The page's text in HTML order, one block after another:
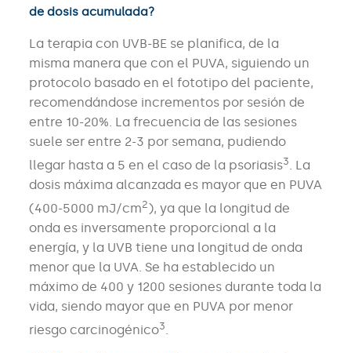
de dosis acumulada?
La terapia con UVB-BE se planifica, de la
misma manera que con el PUVA, siguiendo un
protocolo basado en el fototipo del paciente,
recomendándose incrementos por sesión de
entre 10-20%. La frecuencia de las sesiones
suele ser entre 2-3 por semana, pudiendo
llegar hasta a 5 en el caso de la psoriasis3. La
dosis máxima alcanzada es mayor que en PUVA
(400-5000 mJ/cm2), ya que la longitud de
onda es inversamente proporcional a la
energía, y la UVB tiene una longitud de onda
menor que la UVA. Se ha establecido un
máximo de 400 y 1200 sesiones durante toda la
vida, siendo mayor que en PUVA por menor
riesgo carcinogénico3.